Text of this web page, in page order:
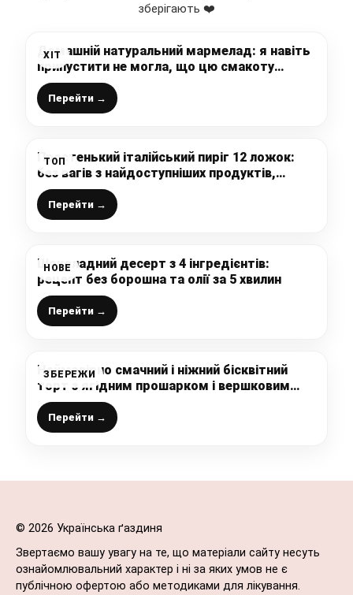
зберігають ❤️
ХІТ
Домашній натуральний мармелад: я навіть
припустити не могла, що цю смакоту
можна приготувати самостійно і вийде так
смачно
Перейти →
ТОП
Простенький італійський пиріг 12 ложок:
без вагів з найдоступніших продуктів,
додавайте будь-яку начинку і отримай
новий смак
Перейти →
НОВЕ
Шоколадний десерт з 4 інгредієнтів:
рецепт без борошна та олії за 5 хвилин
Перейти →
ЗБЕРЕЖИ
Неймовірно смачний і ніжний бісквітний
торт з ягідним прошарком і вершковим
кремом – це так смачно, що неможливо
зупинитись
Перейти →
© 2026 Українська ґаздиня
Звертаємо вашу увагу на те, що матеріали сайту несуть
ознайомлювальний характер і ні за яких умов не є
публічною офертою або методиками для лікування.